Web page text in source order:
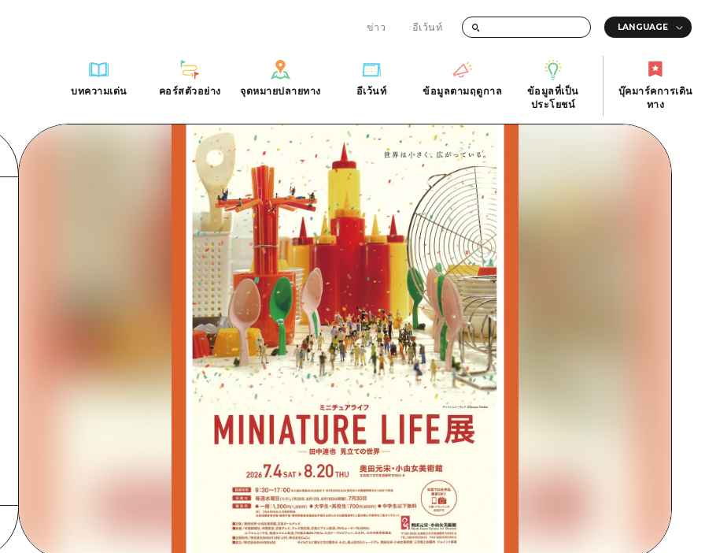
ข่าว อีเว้นท์
บทความเด่น
ประสบการณ์ / ในการเรียนรู้
มาตรฐาน
ประวัติศาสตร์ / วัฒนธรรม
การรักษา
ธรรมชาติ
คอร์สตัวอย่าง
บริเวณรอบเมืองฮิโรชิม่า
อากิ
บิงโก
บิโฮค
เกโฮค
บริเวณรอบๆ มิยาจิมะ
ยามากุจิตะวันออก
จุดหมายปลายทาง
รายการ
บริเวณรอบเมืองฮิโรชิม่า
อากิ
บิโฮคุ
เกโฮคุ
บริเวณรอบๆ มิยาจิมะ
ยามากุจิตะวันออก
จังหวัดเอฮิเมะ
ชิมาเนะ
อีเว้นท์
ข้อมูลตามฤดูกาล
ข้อมูลที่เป็น
ประโยชน์
ความแออัดของสิ่งอำนวยความสะดวก
ฮิโรชิมะโอโมะเตะนะชิ
ฮิโรชิม่า ฟรี Wi-Fi
TRAVELPAL International
ไกด์อาสาสมัครไ
วิดีโอฮิโรชิม่า
คำถามที่พบบ่อย
ดาวน์โหลดรูปภาพ
ข้อมูลการขนส่งระหว่างเกิดภัยพิบัติ
บุ๊คมาร์คการเดิน
ทาง
ทาง
ศาสตร์ / วัฒนธรรม
ติ
เกโฮค
บริเวณรอบๆ มิยาจิมะ
บริเวณรอบเมืองฮิโรชิม่า
บิโฮคุ
ฮิโรชิม่า ฟรี Wi-Fi
ไกด์อาสาสมัครไ
วิดีโอฮิโรชิม่า
ดาวน์โหลดรูปภาพ
ข้อมูลการขนส่งระหว่างเกิดภัยพิบัติ